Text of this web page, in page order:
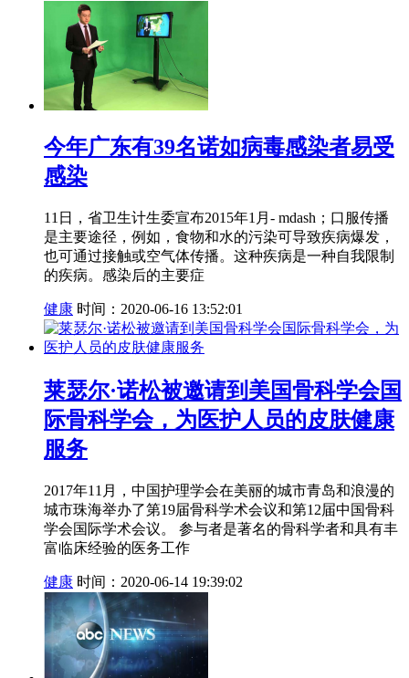
今年广东有39名诺如病毒感染者易受
感染
11日，省卫生计生委宣布2015年1月- mdash；口服传播
是主要途径，例如，食物和水的污染可导致疾病爆发，
也可通过接触或空气体传播。这种疾病是一种自我限制
的疾病。感染后的主要症
健康 时间：2020-06-16 13:52:01
莱瑟尔·诺松被邀请到美国骨科学会国
际骨科学会，为医护人员的皮肤健康
服务
2017年11月，中国护理学会在美丽的城市青岛和浪漫的
城市珠海举办了第19届骨科学术会议和第12届中国骨科
学会国际学术会议。 参与者是著名的骨科学者和具有丰
富临床经验的医务工作
健康 时间：2020-06-14 19:39:02